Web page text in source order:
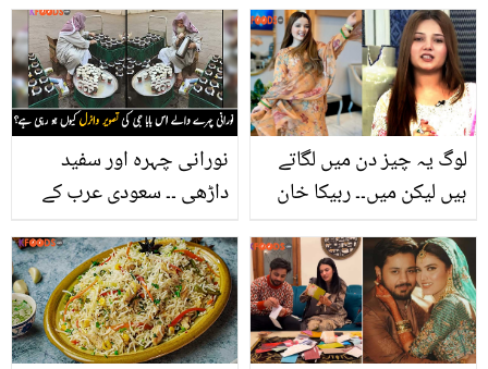
نورانی چہرہ اور سفید
داڑھی ۔۔ سعودی عرب کے
مدینہ کے قریب ایسا عمل
جس کی ہمیں مثال نہیں
ملتی
لوگ یہ چیز دن میں لگاتے
ہیں لیکن میں۔۔ ربیکا خان
سونے سے پہلے کیا چیز
لگاتی ہیں؟